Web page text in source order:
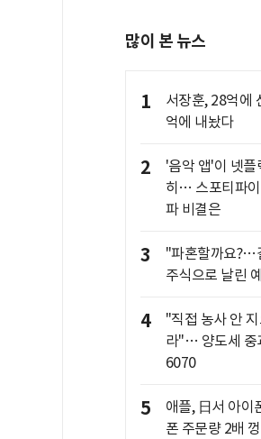
많이 본 뉴스
1
서장훈, 28억에
억에 내놨다
2
'음악 앱'이 넷
히… 스포티파
파 비결은
3
"파혼할까요?…
주식으로 날린
4
"직접 농사 안
라"… 양도세 중
6070
5
애플, 日서 아이
폰 주문량 2배